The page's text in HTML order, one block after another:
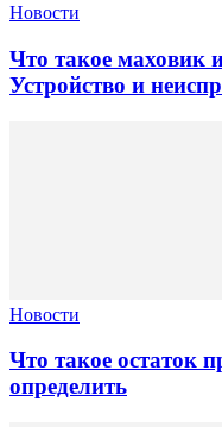
Новости
Что такое маховик
Устройство и
Новости
Что такое остаток
определить